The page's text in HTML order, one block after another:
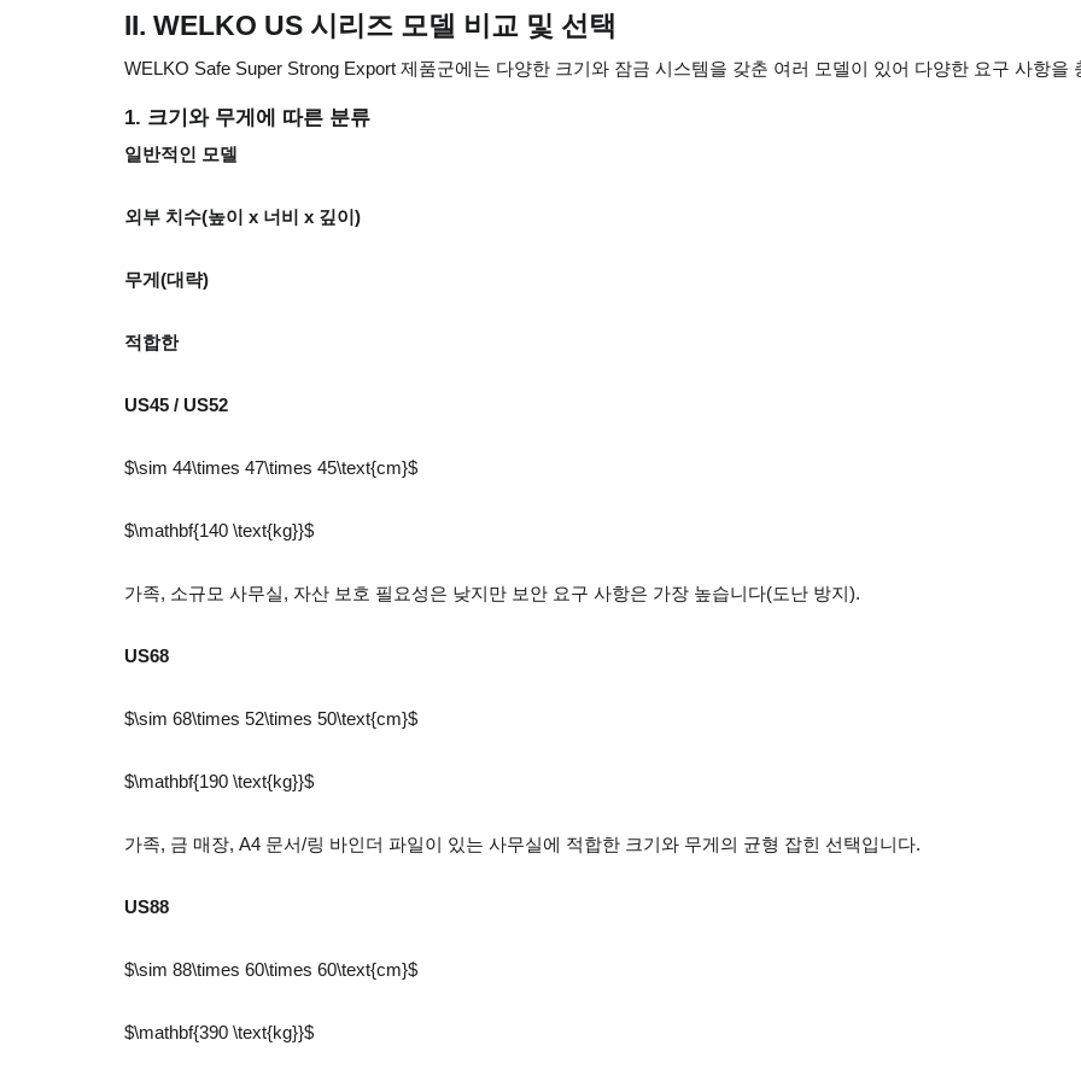
II. WELKO US 시리즈 모델 비교 및 ​​선택
WELKO Safe Super Strong Export 제품군에는 다양한 크기와 잠금 시스템을 갖춘 여러 모델이 있어 다양한 요구 사항을
1. 크기와 무게에 따른 분류
일반적인 모델
외부 치수(높이 x 너비 x 깊이)
무게(대략)
적합한
US45 / US52
$\sim 44\times 47\times 45\text{cm}$
$\mathbf{140 \text{kg}}$
가족, 소규모 사무실, 자산 보호 필요성은 낮지만 보안 요구 사항은 가장 높습니다(도난 방지).
US68
$\sim 68\times 52\times 50\text{cm}$
$\mathbf{190 \text{kg}}$
가족, 금 매장, A4 문서/링 바인더 파일이 있는 사무실에 적합한 크기와 무게의 균형 잡힌 선택입니다.
US88
$\sim 88\times 60\times 60\text{cm}$
$\mathbf{390 \text{kg}}$